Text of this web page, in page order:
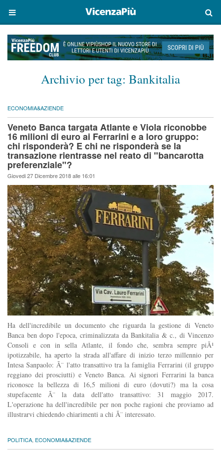
Archivio per tag: Bankitalia
ECONOMIA&AZIENDE
Veneto Banca targata Atlante e Viola riconobbe
16 milioni di euro ai Ferrarini e a loro gruppo:
chi risponderà? E chi ne risponderà se la
transazione rientrasse nel reato di "bancarotta
preferenziale"?
Giovedi 27 Dicembre 2018 alle 16:01
Ha dell'incredibile un documento che riguarda la gestione di Veneto
Banca ben dopo l'epoca, criminalizzata da Bankitalia & c., di Vincenzo
Consoli e con in sella Atlante, il fondo che, sembra sempre piÃ¹
ipotizzabile, ha aperto la strada all'affare di inizio terzo millennio per
Intesa Sanpaolo: Ã¨ l'atto transattivo tra la famiglia Ferrarini (il gruppo
reggiano dei prosciutti) e Veneto Banca. Ai signori Ferrarini la banca
riconosce la bellezza di 16,5 milioni di euro (dovuti?) ma la cosa
stupefacente Ã¨ la data dell'atto transattivo: 31 maggio 2017.
L'operazione ha dell'incredibile per non poche ragioni che proviamo ad
illustrarvi chiedendo chiarimenti a chi Ã¨ interessato.
POLITICA ECONOMIA&AZIENDE